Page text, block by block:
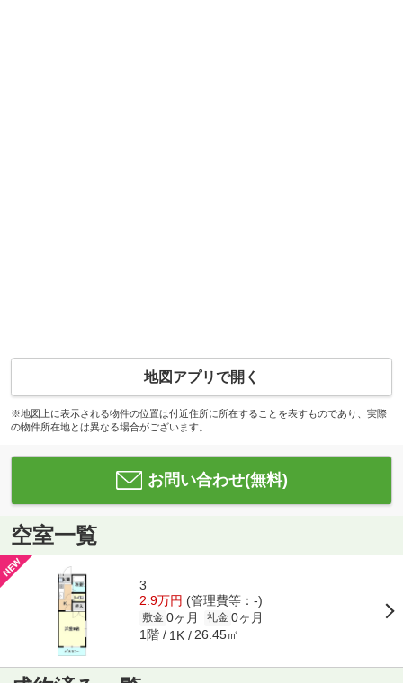
地図アプリで開く
※地図上に表示される物件の位置は付近住所に所在することを表すものであり、実際
の物件所在地とは異なる場合がございます。
お問い合わせ(無料)
空室一覧
3
2.9万円 (管理費等：-)
敷金 0ヶ月 礼金 0ヶ月
1階 1K 26.45㎡